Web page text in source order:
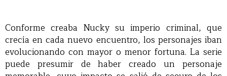
Conforme creaba Nucky su imperio criminal, que
crecía en cada nuevo encuentro, los personajes iban
evolucionando con mayor o menor fortuna. La serie
puede presumir de haber creado un personaje